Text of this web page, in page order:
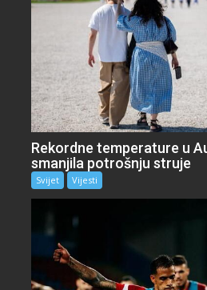
Rekordne temperature u
smanjila potrošnju struje
Svijet Vijesti